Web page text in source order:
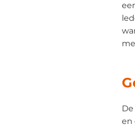
en